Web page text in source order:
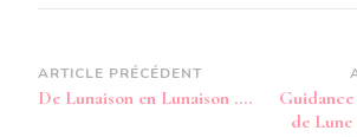
Navigation
d’article
ARTICLE PRÉCÉDENT
De Lunaison en Lunaison ….
de Lune